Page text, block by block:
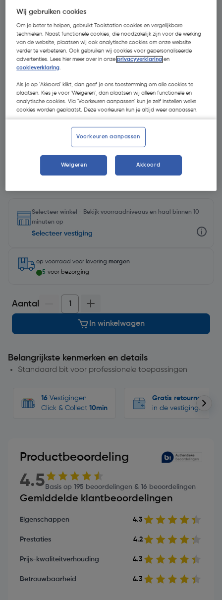
€ 0,49| Excl. btw € 0,40
Selecteer winkel - Bekijk voorraadniveaus en haal binnen 10
minuten op
Selecteer vestiging
op voorraad voor levering morgen
5 voor bezorging
Aantal
In winkelwagen
Belangrijkste kenmerken en details
Standaard bit voor professionele toepassingen
16 Vestigingen
Click & Collect 10min
Gratis retourneren
in de vestigingen
Productbeoordeling
4.5 Basis op 195 beoordelingen & 16 beoordelingen
Gemiddelde klantbeoordelingen
Eigenschappen 4.3
Prestaties 4.2
Prijs-kwaliteitverhouding 4.3
Betrouwbaarheid 4.3
Wij gebruiken cookies
Om je beter te helpen, gebruikt Toolstation cookies en vergelijkbare
technieken. Naast functionele cookies, die noodzakelijk zijn voor de werking
van de website, plaatsen wij ook analytische cookies om onze website
verder te verbeteren. Ook gebruiken wij cookies voor gepersonaliseerde
advertenties. Lees hier meer over in onzeprivacyverklaring en
cookieverklaring.
Als je op 'Akkoord' klikt, dan geef je ons toestemming om alle cookies te
plaatsen. Kies je voor 'Weigeren', dan plaatsen wij alleen functionele en
analytische cookies. Via 'Voorkeuren aanpassen' kun je zelf instellen welke
cookies worden geplaatst. Deze voorkeuren kun je altijd weer aanpassen.
Voorkeuren aanpassen
Weigeren Akkoord